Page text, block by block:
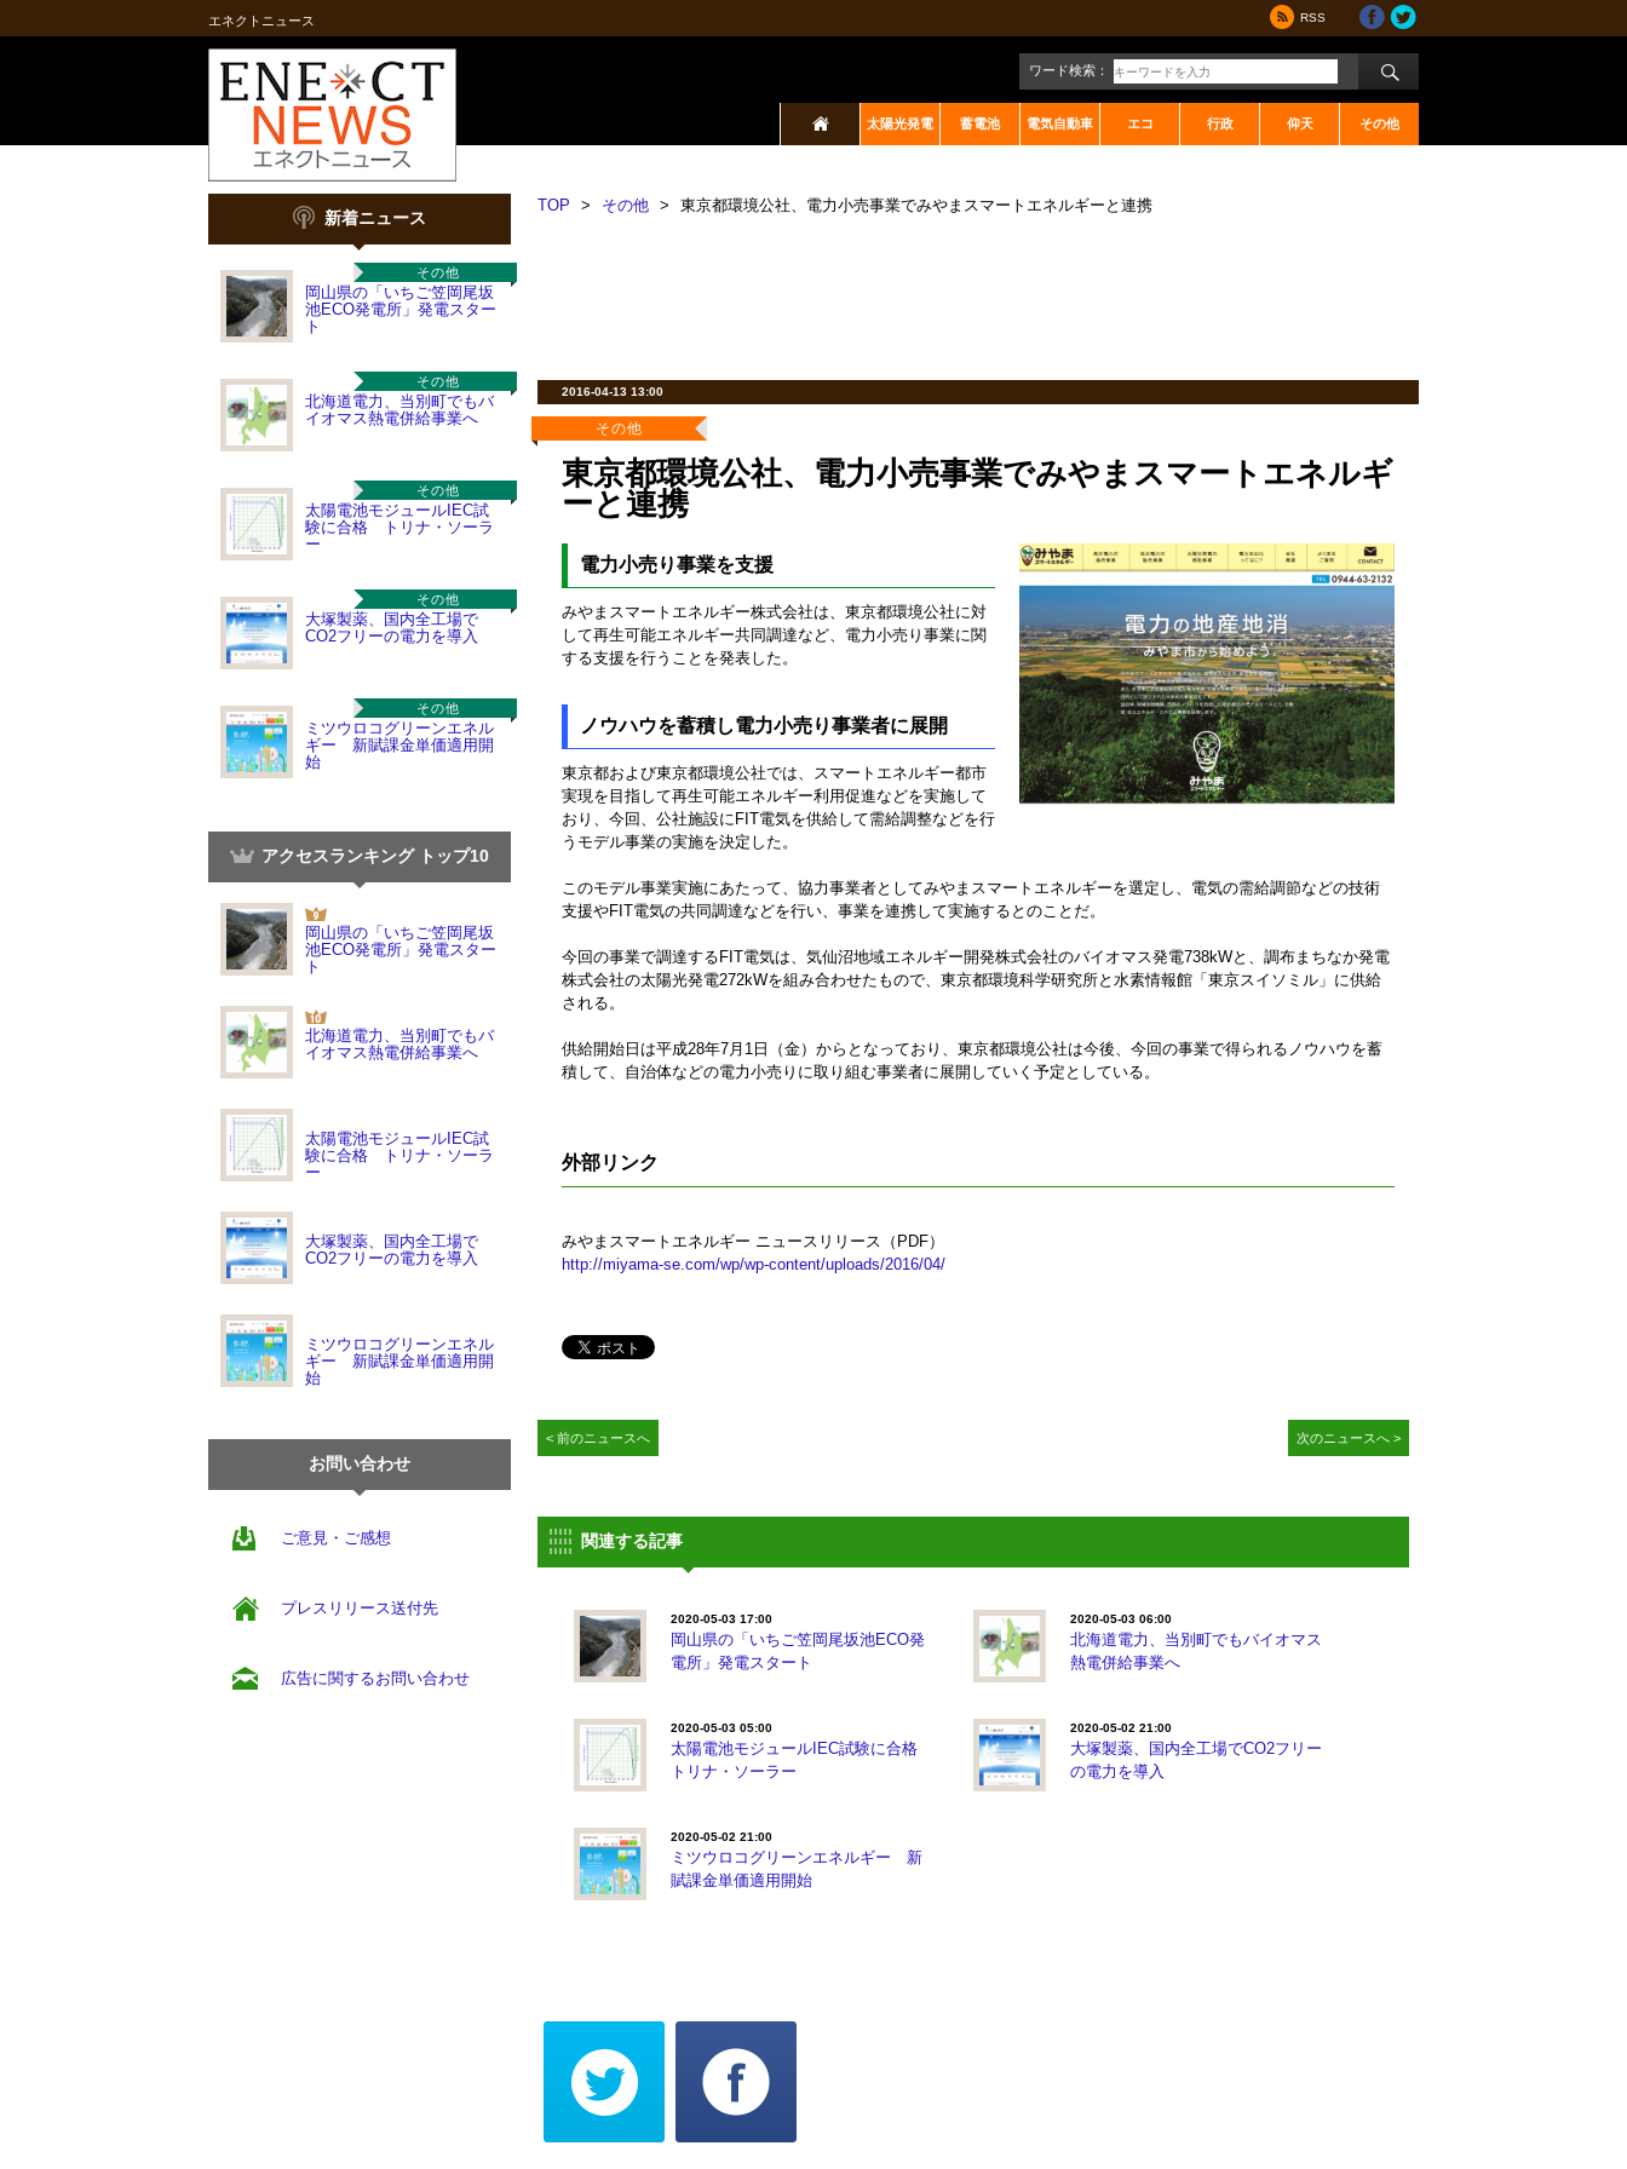
エネクトニュース RSS
ワード検索：
太陽光発電 蓄電池 電気自動車 エコ 行政 仰天 その他
新着ニュース
その他
岡山県の「いちご笠岡尾坂
池ECO発電所」発電スター
ト
その他
北海道電力、当別町でもバ
イオマス熱電併給事業へ
その他
太陽電池モジュールIEC試
験に合格 トリナ・ソーラ
ー
その他
大塚製薬、国内全工場で
CO2フリーの電力を導入
その他
ミツウロコグリーンエネル
ギー 新賦課金単価適用開
始
アクセスランキング トップ10
岡山県の「いちご笠岡尾坂
池ECO発電所」発電スター
ト
北海道電力、当別町でもバ
イオマス熱電併給事業へ
太陽電池モジュールIEC試
験に合格 トリナ・ソーラ
ー
大塚製薬、国内全工場で
CO2フリーの電力を導入
ミツウロコグリーンエネル
ギー 新賦課金単価適用開
始
お問い合わせ
ご意見・ご感想
プレスリリース送付先
広告に関するお問い合わせ
TOP > その他 > 東京都環境公社、電力小売事業でみやまスマートエネルギーと連携
2016-04-13 13:00
その他
東京都環境公社、電力小売事業でみやまスマートエネルギ
ーと連携
電力小売り事業を支援
みやまスマートエネルギー株式会社は、東京都環境公社に対
して再生可能エネルギー共同調達など、電力小売り事業に関
する支援を行うことを発表した。
ノウハウを蓄積し電力小売り事業者に展開
東京都および東京都環境公社では、スマートエネルギー都市
実現を目指して再生可能エネルギー利用促進などを実施して
おり、今回、公社施設にFIT電気を供給して需給調整などを行
うモデル事業の実施を決定した。
このモデル事業実施にあたって、協力事業者としてみやまスマートエネルギーを選定し、電気の需給調節などの技術
支援やFIT電気の共同調達などを行い、事業を連携して実施するとのことだ。
今回の事業で調達するFIT電気は、気仙沼地域エネルギー開発株式会社のバイオマス発電738kWと、調布まちなか発電
株式会社の太陽光発電272kWを組み合わせたもので、東京都環境科学研究所と水素情報館「東京スイソミル」に供給
される。
供給開始日は平成28年7月1日（金）からとなっており、東京都環境公社は今後、今回の事業で得られるノウハウを蓄
積して、自治体などの電力小売りに取り組む事業者に展開していく予定としている。
外部リンク
みやまスマートエネルギー ニュースリリース（PDF）
http://miyama-se.com/wp/wp-content/uploads/2016/04/
< 前のニュースへ 次のニュースへ >
関連する記事
2020-05-03 17:00
岡山県の「いちご笠岡尾坂池ECO発
電所」発電スタート
2020-05-03 06:00
北海道電力、当別町でもバイオマス
熱電併給事業へ
2020-05-03 05:00
太陽電池モジュールIEC試験に合格
トリナ・ソーラー
2020-05-02 21:00
大塚製薬、国内全工場でCO2フリー
の電力を導入
2020-05-02 21:00
ミツウロコグリーンエネルギー 新
賦課金単価適用開始